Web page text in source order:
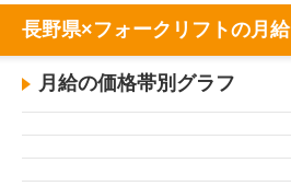
長野県×フォークリフトの月給
月給の価格帯別グラフ